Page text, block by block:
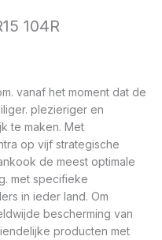
104R
vanaf het moment dat de
plezieriger en
te maken. Met
op vijf strategische
de meest optimale
met specifieke
in ieder land. Om
bescherming van
producten met